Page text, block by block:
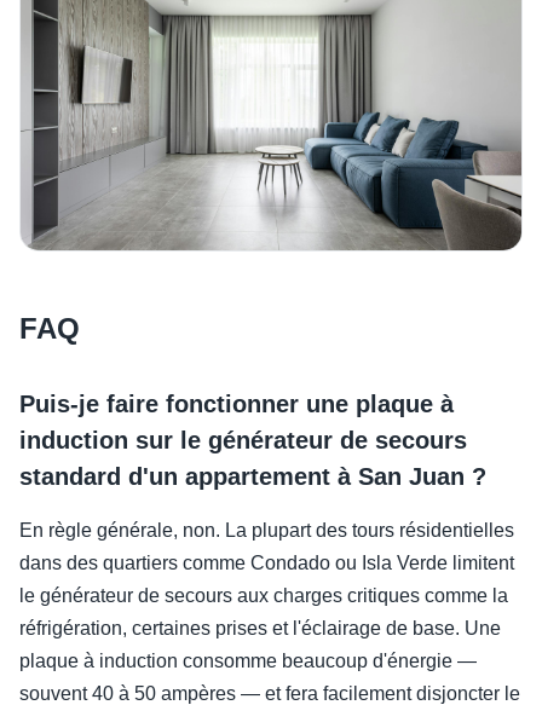
FAQ
Puis-je faire fonctionner une plaque à
induction sur le générateur de secours
standard d'un appartement à San Juan ?
En règle générale, non. La plupart des tours résidentielles
dans des quartiers comme Condado ou Isla Verde limitent
le générateur de secours aux charges critiques comme la
réfrigération, certaines prises et l'éclairage de base. Une
plaque à induction consomme beaucoup d'énergie —
souvent 40 à 50 ampères — et fera facilement disjoncter le